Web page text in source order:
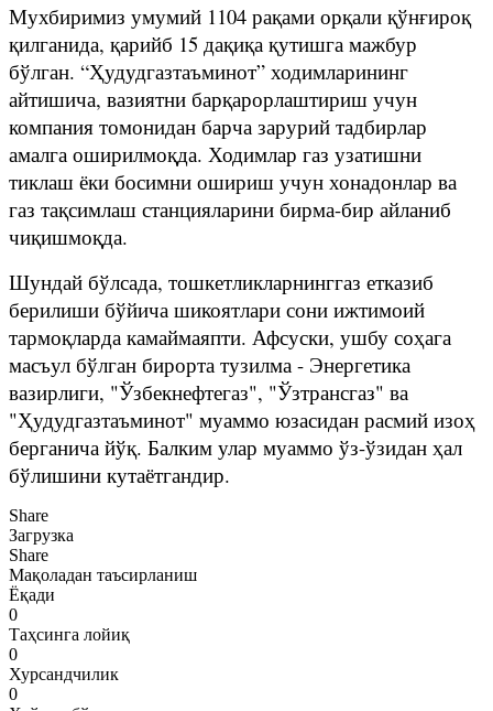
Мухбиримиз умумий 1104 рақами орқали қўнғироқ
қилганида, қарийб 15 дақиқа қутишга мажбур
бўлган. “Ҳудудгазтаъминот” ходимларининг
айтишича, вазиятни барқарорлаштириш учун
компания томонидан барча зарурий тадбирлар
амалга оширилмоқда. Ходимлар газ узатишни
тиклаш ёки босимни ошириш учун хонадонлар ва
газ тақсимлаш станцияларини бирма-бир айланиб
чиқишмоқда.
Шундай бўлсада, тошкетликларнинггаз етказиб
берилиши бўйича шикоятлари сони ижтимоий
тармоқларда камаймаяпти. Афсуски, ушбу соҳага
масъул бўлган бирорта тузилма - Энергетика
вазирлиги, "Ўзбекнефтегаз", "Ўзтрансгаз" ва
"Ҳудудгазтаъминот" муаммо юзасидан расмий изоҳ
берганича йўқ. Балким улар муаммо ўз-ўзидан ҳал
бўлишини кутаётгандир.
Share
Загрузка
Share
Мақоладан таъсирланиш
Ёқади
0
Таҳсинга лойиқ
0
Хурсандчилик
0